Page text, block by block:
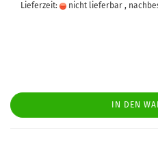
Lieferzeit:
nicht lieferbar ,
IN DEN